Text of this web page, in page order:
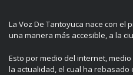
La Voz De Tantoyuca nace con el
una manera más accesible, a la
Esto por medio del internet,
la actualidad, el cual ha rebasado